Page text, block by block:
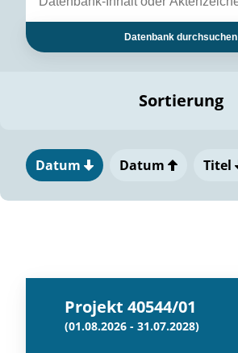
Datenbank durchsuchen
Sortierung
Datum Datum Titel
Projekt 40544/01
(01.08.2026 - 31.07.2028)